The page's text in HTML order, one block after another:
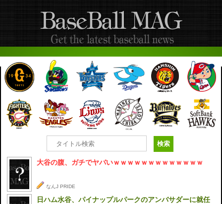
大谷の腹、ガチでヤバいｗｗｗｗｗｗｗｗｗｗｗｗｗ
なんJ PRIDE
日ハム水谷、パイナップルパークのアンバサダーに就任